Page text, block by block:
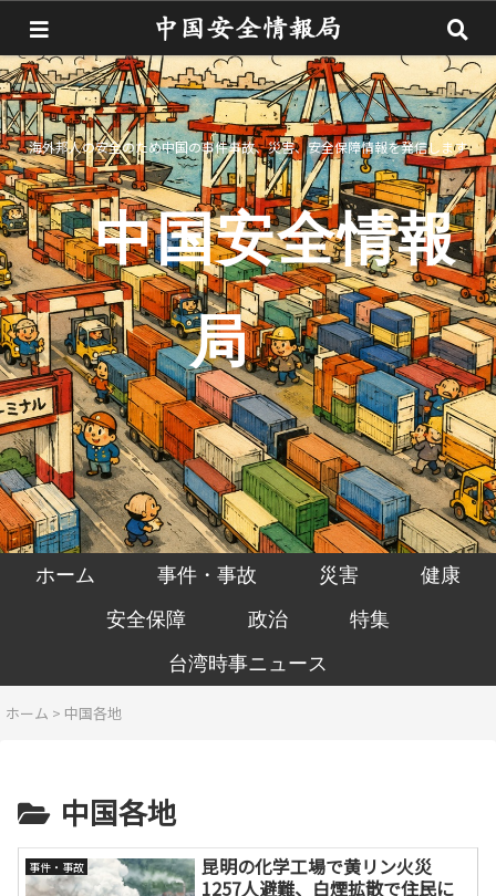
海外邦人の安全のため中国の事件事故、災害、安全保障情報を発信します
中国安全情報
局
ホーム 事件・事故 災害
健康
安全保障
政治
特集
台湾時事ニュース
ホーム > 中国各地
中国各地
事件・事故
昆明の化学工場で黄リン火災
1257人避難、白煙拡散で住民に